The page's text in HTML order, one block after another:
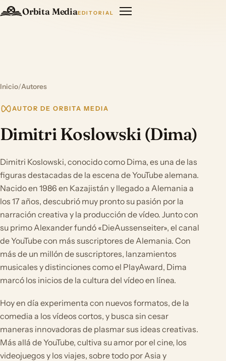
Orbita MediaEDITORIAL
Inicio/Autores
AUTOR DE ORBITA MEDIA
Dimitri Koslowski (Dima)
Dimitri Koslowski, conocido como Dima, es una de las
figuras destacadas de la escena de YouTube alemana.
Nacido en 1986 en Kazajistán y llegado a Alemania a
los 17 años, descubrió muy pronto su pasión por la
narración creativa y la producción de vídeo. Junto con
su primo Alexander fundó «DieAussenseiter», el canal
de YouTube con más suscriptores de Alemania. Con
más de un millón de suscriptores, lanzamientos
musicales y distinciones como el PlayAward, Dima
marcó los inicios de la cultura del vídeo en línea.
Hoy en día experimenta con nuevos formatos, de la
comedia a los vídeos cortos, y busca sin cesar
maneras innovadoras de plasmar sus ideas creativas.
Más allá de YouTube, cultiva su amor por el cine, los
videojuegos y los viajes, sobre todo por Asia y